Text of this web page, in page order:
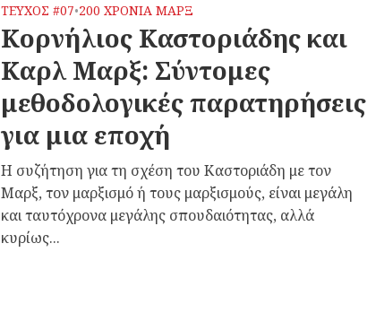
ΤΕΥΧΟΣ #07•200 ΧΡΟΝΙΑ ΜΑΡΞ
Κορνήλιος Καστοριάδης και
Καρλ Μαρξ: Σύντομες
μεθοδολογικές παρατηρήσεις
για μια εποχή
Η συζήτηση για τη σχέση του Καστοριάδη με τον
Μαρξ, τον μαρξισμό ή τους μαρξισμούς, είναι μεγάλη
και ταυτόχρονα μεγάλης σπουδαιότητας, αλλά
κυρίως...